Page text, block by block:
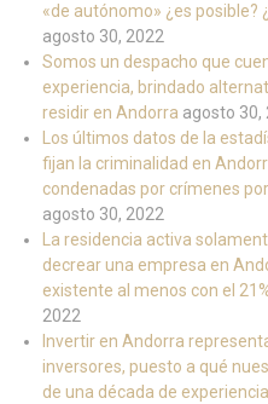
«de autónomo» ¿es posible?
agosto 30, 2022
Somos un despacho que
experiencia, brindado
residir en Andorra agosto 30,
Los últimos datos de la
fijan la criminalidad en
condenadas por crímenes
agosto 30, 2022
La residencia activa
decrear una empresa en
existente al menos con el
2022
Invertir en Andorra
inversores, puesto a qué
de una década de